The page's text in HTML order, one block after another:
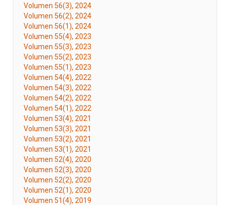
Volumen 56(3), 2024
Volumen 56(2), 2024
Volumen 56(1), 2024
Volumen 55(4), 2023
Volumen 55(3), 2023
Volumen 55(2), 2023
Volumen 55(1), 2023
Volumen 54(4), 2022
Volumen 54(3), 2022
Volumen 54(2), 2022
Volumen 54(1), 2022
Volumen 53(4), 2021
Volumen 53(3), 2021
Volumen 53(2), 2021
Volumen 53(1), 2021
Volumen 52(4), 2020
Volumen 52(3), 2020
Volumen 52(2), 2020
Volumen 52(1), 2020
Volumen 51(4), 2019